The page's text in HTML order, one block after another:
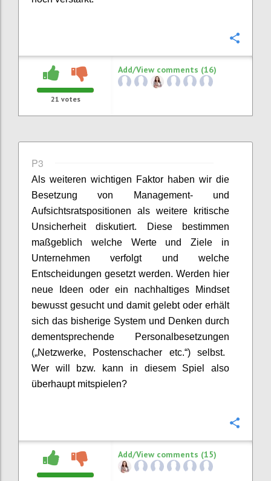
21 votes
Add/View comments (16)
P3
Als weiteren wichtigen Faktor haben wir die
Besetzung von Management- und
Aufsichtsratspositionen als weitere kritische
Unsicherheit diskutiert. Diese bestimmen
maßgeblich welche Werte und Ziele in
Unternehmen verfolgt und welche
Entscheidungen gesetzt werden. Werden hier
neue Ideen oder ein nachhaltiges Mindset
bewusst gesucht und damitgelebtoder erhält
sich das bisherige System und Denken durch
dementsprechende Personalbesetzungen
(„Netzwerke, Postenschacher etc.“)
selbst.
Wer will bzw. kann in diesem Spiel also
überhaupt mitspielen?
Add/View comments (15)